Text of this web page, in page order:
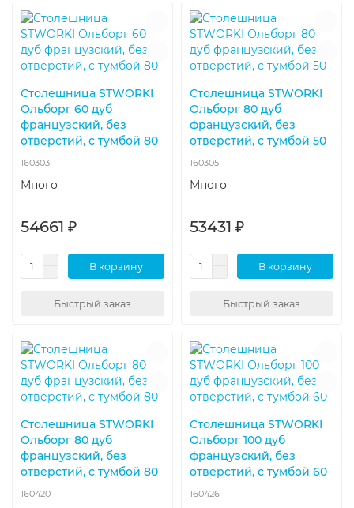
Столешница STWORKI
Ольборг 60 дуб
французский, без
отверстий, с тумбой 80
160303
Много
54661 ₽
В корзину
Быстрый заказ
Столешница STWORKI
Ольборг 80 дуб
французский, без
отверстий, с тумбой 50
160305
Много
53431 ₽
В корзину
Быстрый заказ
Столешница STWORKI
Ольборг 80 дуб
французский, без
отверстий, с тумбой 80
160420
Столешница STWORKI
Ольборг 100 дуб
французский, без
отверстий, с тумбой 60
160426